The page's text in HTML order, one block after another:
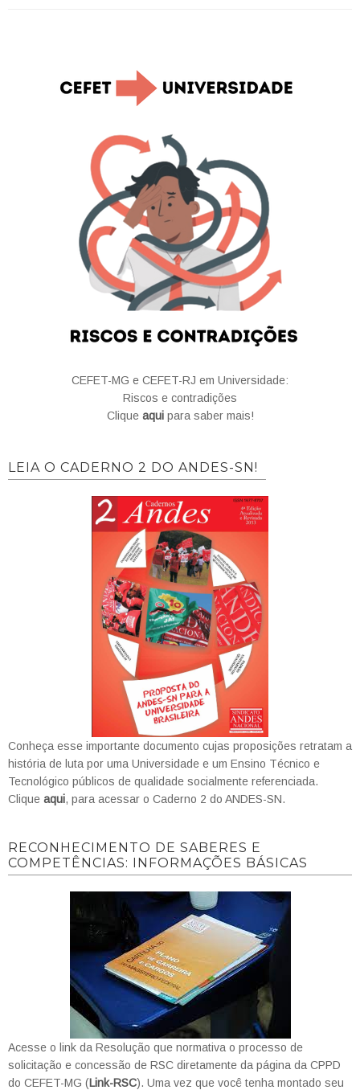
CEFET-MG e CEFET-RJ em Universidade:
Riscos e contradições
Clique aquipara saber mais!
LEIA O CADERNO 2 DO ANDES-SN!
Conheça esse importante documento cujas proposições retratam a
história de luta por uma Universidade e um Ensino Técnico e
Tecnológico públicos de qualidade socialmente referenciada.
Clique aqui, para acessar o Caderno 2 do ANDES-SN.
RECONHECIMENTO DE SABERES E
COMPETÊNCIAS: INFORMAÇÕES BÁSICAS
Acesse o link da Resolução que normativa o processo de
solicitação e concessão de RSC diretamente da página da CPPD
do CEFET-MG (Link-RSC). Uma vez que você tenha montado seu